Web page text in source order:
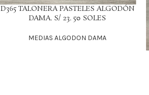
LEER MÁS
D365 TALONERA PASTELES ALGODÓN
DAMA. S/ 23. 50 SOLES
MEDIAS ALGODON DAMA